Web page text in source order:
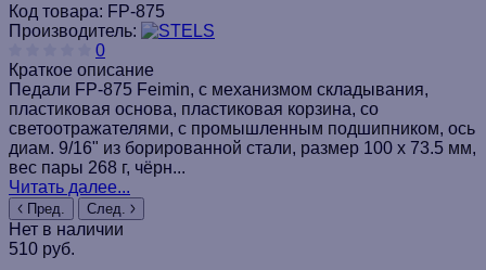
Код товара: FP-875
Производитель:
0
Краткое описание
Педали FP-875 Feimin, с механизмом складывания,
пластиковая основа, пластиковая корзина, со
светоотражателями, с промышленным подшипником, ось
диам. 9/16" из борированной стали, размер 100 х 73.5 мм,
вес пары 268 г, чёрн...
Читать далее...
Пред. След.
Нет в наличии
510 руб.